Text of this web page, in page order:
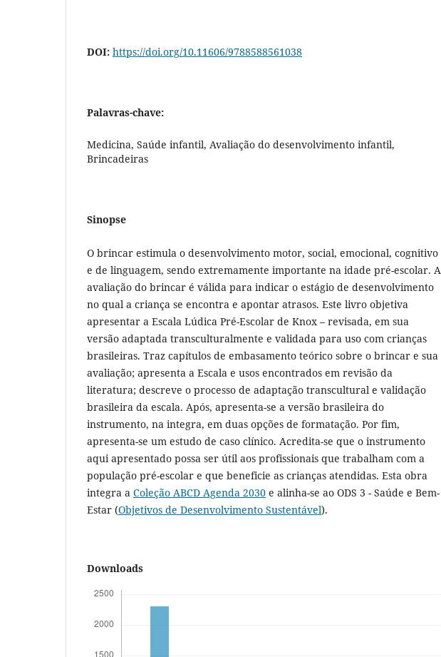
DOI: https://doi.org/10.11606/9788588561038
Palavras-chave:
Medicina, Saúde infantil, Avaliação do desenvolvimento infantil,
Brincadeiras
Sinopse
O brincar estimula o desenvolvimento motor, social, emocional, cognitivo
e de linguagem, sendo extremamente importante na idade pré-escolar. A
avaliação do brincar é válida para indicar o estágio de desenvolvimento
no qual a criança se encontra e apontar atrasos. Este livro objetiva
apresentar a Escala Lúdica Pré-Escolar de Knox – revisada, em sua
versão adaptada transculturalmente e validada para uso com crianças
brasileiras. Traz capítulos de embasamento teórico sobre o brincar e sua
avaliação; apresenta a Escala e usos encontrados em revisão da
literatura; descreve o processo de adaptação transcultural e validação
brasileira da escala. Após, apresenta-se a versão brasileira do
instrumento, na integra, em duas opções de formatação. Por fim,
apresenta-se um estudo de caso clínico. Acredita-se que o instrumento
aqui apresentado possa ser útil aos profissionais que trabalham com a
população pré-escolar e que beneficie as crianças atendidas. Esta obra
integra a Coleção ABCD Agenda 2030 e alinha-se ao ODS 3 - Saúde e Bem-
Estar (Objetivos de Desenvolvimento Sustentável).
Downloads